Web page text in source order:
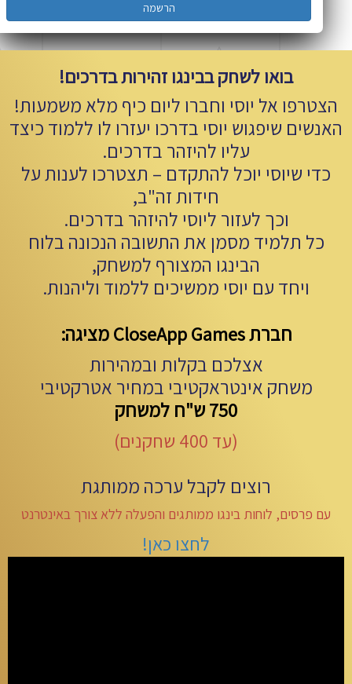
הרשמה
בואו לשחק בבינגו זהירות בדרכים!
הצטרפו אל יוסי וחברו ליום כיף מלא משמעות!
האנשים שיפגוש יוסי בדרכו יעזרו לו ללמוד כיצד
עליו להיזהר בדרכים.
כדי שיוסי יוכל להתקדם – תצטרכו לענות על
חידות זה"ב,
וכך לעזור ליוסי להיזהר בדרכים.
כל תלמיד מסמן את התשובה הנכונה בלוח
הבינגו המצורף למשחק,
ויחד עם יוסי ממשיכים ללמוד וליהנות.
חברת CloseApp Games מציגה:
אצלכם בקלות ובמהירות
משחק אינטראקטיבי במחיר אטרקטיבי
750 ש"ח למשחק
(עד 400 שחקנים)
רוצים לקבל ערכה ממותגת
עם פרסים, לוחות בינגו ממותגים והפעלה ללא צורך באינטרנט
לחצו כאן!